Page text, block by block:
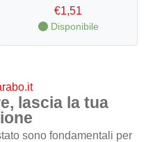
€1,51
Disponibile
lascia la tua
sono fondamentali per